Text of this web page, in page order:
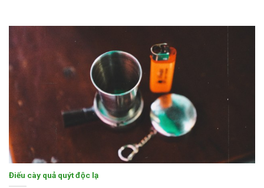
Điếu cày quả quýt độc lạ